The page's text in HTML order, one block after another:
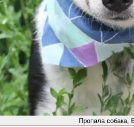
Пропала собака,